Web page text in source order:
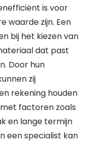
is voor
waarde zijn. Een
bij het kiezen van
dat past
Door hun
zij
rekening houden
factoren zoals
en lange termijn
een specialist kan